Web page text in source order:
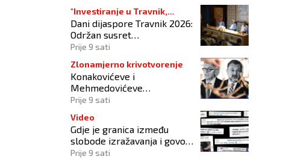
"Investiranje u Travnik,
investiranje u budućnost"
Dani dijaspore Travnik 2026:
Održan susret
gospodarstvenika
Prije 9 sati
Zlonamjerno krivotvorenje
Konakovićeve i
Mehmedovićeve
manipulacije ne osporavaju
Prije 9 sati
Video
Gdje je granica između
slobode izražavanja i govora
mržnje?
Prije 9 sati